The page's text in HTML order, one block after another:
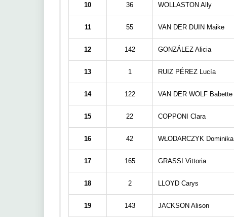
10 36 WOLLASTON Ally
11 55 VAN DER DUIN Maike
12 142 GONZÁLEZ Alicia
13 1 RUIZ PÉREZ Lucía
14 122 VAN DER WOLF Babette
15 22 COPPONI Clara
16 42 WŁODARCZYK Dominika
17 165 GRASSI Vittoria
18 2 LLOYD Carys
19 143 JACKSON Alison